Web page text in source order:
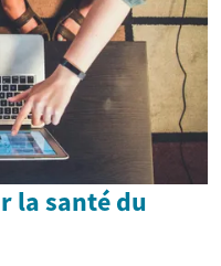
la santé du